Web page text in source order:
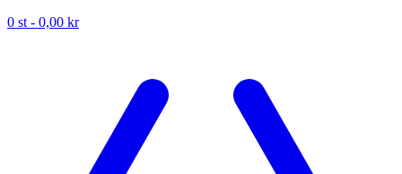
0 st - 0,00 kr